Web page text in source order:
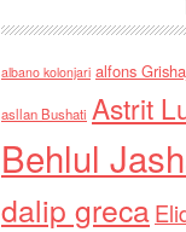
albano kolonjari alfons
asllan Bushati Astrit
Behlul
dalip greca